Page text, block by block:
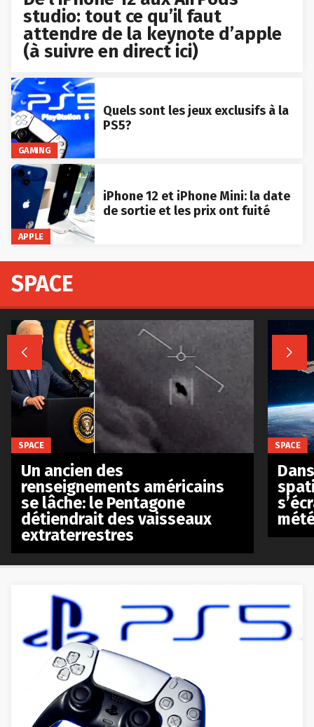
studio: tout ce qu’il faut
attendre de la keynote d’apple
(à suivre en direct ici)
GAMING
Quels sont les jeux exclusifs à la
PS5?
APPLE
iPhone 12 et iPhone Mini: la date
de sortie et les prix ont fuité
SPACE
 
SPACE
Un ancien des
renseignements américains
se lâche: le Pentagone
détiendrait des vaisseaux
extraterrestres
SPACE